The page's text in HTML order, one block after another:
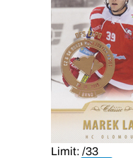
Limit: /33